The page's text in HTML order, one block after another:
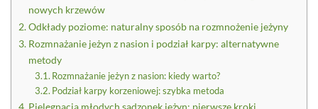
nowych krzewów
Odkłady poziome: naturalny sposób na rozmnożenie jeżyny
Rozmnażanie jeżyn z nasion i podział karpy: alternatywne
metody
Rozmnażanie jeżyn z nasion: kiedy warto?
Podział karpy korzeniowej: szybka metoda
Pielęgnacja młodych sadzonek jeżyn: pierwsze kroki